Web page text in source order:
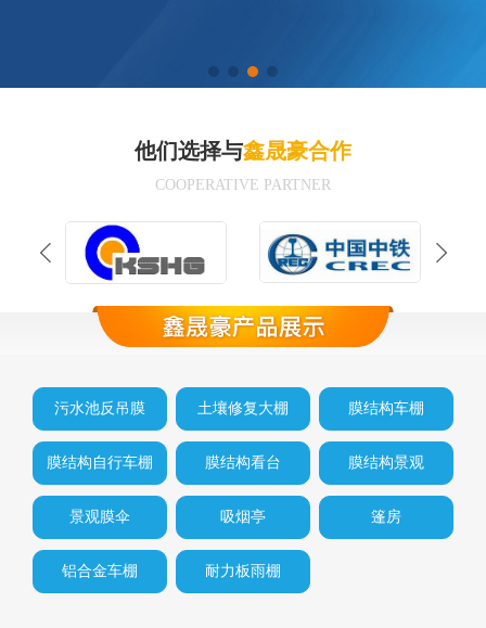
他们选择与鑫晟豪合作
COOPERATIVE PARTNER
污水池反吊膜 土壤修复大棚 膜结构车棚
膜结构自行车棚 膜结构看台 膜结构景观
景观膜伞 吸烟亭 篷房
铝合金车棚 耐力板雨棚